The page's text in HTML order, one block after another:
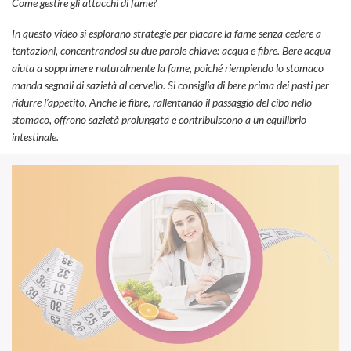
Come gestire gli attacchi di fame?
In questo video si esplorano strategie per placare la fame senza cedere a
tentazioni, concentrandosi su due parole chiave: acqua e fibre. Bere acqua
aiuta a sopprimere naturalmente la fame, poiché riempiendo lo stomaco
manda segnali di sazietà al cervello. Si consiglia di bere prima dei pasti per
ridurre l’appetito. Anche le fibre, rallentando il passaggio del cibo nello
stomaco, offrono sazietà prolungata e contribuiscono a un equilibrio
intestinale.